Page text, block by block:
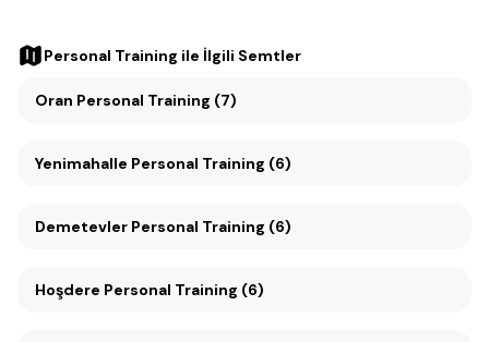
Personal Training ile İlgili Semtler
Oran Personal Training (7)
Yenimahalle Personal Training (6)
Demetevler Personal Training (6)
Hoşdere Personal Training (6)